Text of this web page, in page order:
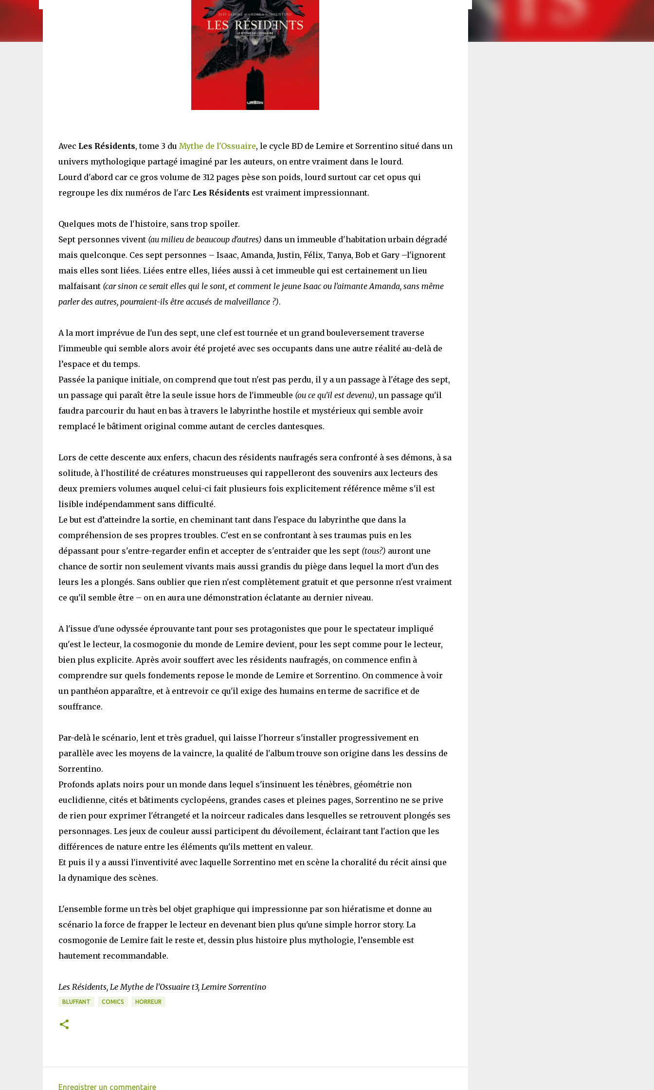
Avec Les Résidents, tome 3 du Mythe de l'Ossuaire, le cycle BD de Lemire et Sorrentino situé dans un
univers mythologique partagé imaginé par les auteurs, on entre vraiment dans le lourd.
Lourd d'abord car ce gros volume de 312 pages pèse son poids, lourd surtout car cet opus qui
regroupe les dix numéros de l'arc Les Résidents est vraiment impressionnant.
Quelques mots de l'histoire, sans trop spoiler.
Sept personnes vivent (au milieu de beaucoup d'autres) dans un immeuble d'habitation urbain dégradé
mais quelconque. Ces sept personnes – Isaac, Amanda, Justin, Félix, Tanya, Bob et Gary –l'ignorent
mais elles sont liées. Liées entre elles, liées aussi à cet immeuble qui est certainement un lieu
malfaisant (car sinon ce serait elles qui le sont, et comment le jeune Isaac ou l'aimante Amanda, sans même
parler des autres, pourraient-ils être accusés de malveillance ?).
A la mort imprévue de l'un des sept, une clef est tournée et un grand bouleversement traverse
l'immeuble qui semble alors avoir été projeté avec ses occupants dans une autre réalité au-delà de
l’espace et du temps.
Passée la panique initiale, on comprend que tout n'est pas perdu, il y a un passage à l'étage des sept,
un passage qui paraît être la seule issue hors de l'immeuble (ou ce qu'il est devenu), un passage qu'il
faudra parcourir du haut en bas à travers le labyrinthe hostile et mystérieux qui semble avoir
remplacé le bâtiment original comme autant de cercles dantesques.
Lors de cette descente aux enfers, chacun des résidents naufragés sera confronté à ses démons, à sa
solitude, à l'hostilité de créatures monstrueuses qui rappelleront des souvenirs aux lecteurs des
deux premiers volumes auquel celui-ci fait plusieurs fois explicitement référence même s'il est
lisible indépendamment sans difficulté.
Le but est d’atteindre la sortie, en cheminant tant dans l'espace du labyrinthe que dans la
compréhension de ses propres troubles. C'est en se confrontant à ses traumas puis en les
dépassant pour s'entre-regarder enfin et accepter de s'entraider que les sept (tous?) auront une
chance de sortir non seulement vivants mais aussi grandis du piège dans lequel la mort d'un des
leurs les a plongés. Sans oublier que rien n'est complètement gratuit et que personne n'est vraiment
ce qu'il semble être – on en aura une démonstration éclatante au dernier niveau.
A l'issue d'une odyssée éprouvante tant pour ses protagonistes que pour le spectateur impliqué
qu'est le lecteur, la cosmogonie du monde de Lemire devient, pour les sept comme pour le lecteur,
bien plus explicite. Après avoir souffert avec les résidents naufragés, on commence enfin à
comprendre sur quels fondements repose le monde de Lemire et Sorrentino. On commence à voir
un panthéon apparaître, et à entrevoir ce qu'il exige des humains en terme de sacrifice et de
souffrance.
Par-delà le scénario, lent et très graduel, qui laisse l'horreur s'installer progressivement en
parallèle avec les moyens de la vaincre, la qualité de l'album trouve son origine dans les dessins de
Sorrentino.
Profonds aplats noirs pour un monde dans lequel s'insinuent les ténèbres, géométrie non
euclidienne, cités et bâtiments cyclopéens, grandes cases et pleines pages, Sorrentino ne se prive
de rien pour exprimer l'étrangeté et la noirceur radicales dans lesquelles se retrouvent plongés ses
personnages. Les jeux de couleur aussi participent du dévoilement, éclairant tant l'action que les
différences de nature entre les éléments qu'ils mettent en valeur.
Et puis il y a aussi l'inventivité avec laquelle Sorrentino met en scène la choralité du récit ainsi que
la dynamique des scènes.
L'ensemble forme un très bel objet graphique qui impressionne par son hiératisme et donne au
scénario la force de frapper le lecteur en devenant bien plus qu'une simple horror story. La
cosmogonie de Lemire fait le reste et, dessin plus histoire plus mythologie, l’ensemble est
hautement recommandable.
Les Résidents, Le Mythe de l'Ossuaire t3, Lemire Sorrentino
BLUFFANT COMICS HORREUR
Enregistrer un commentaire